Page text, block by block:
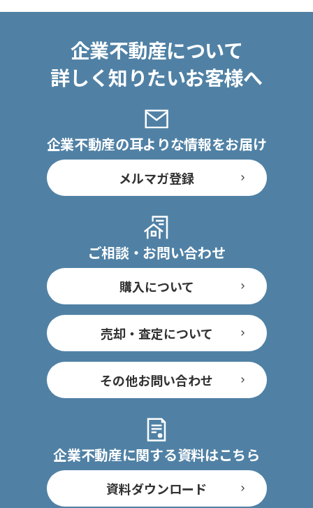
企業不動産について
詳しく知りたいお客様へ
企業不動産の耳よりな情報をお届け
メルマガ登録
ご相談・お問い合わせ
購入について
売却・査定について
その他お問い合わせ
企業不動産に関する資料はこちら
資料ダウンロード